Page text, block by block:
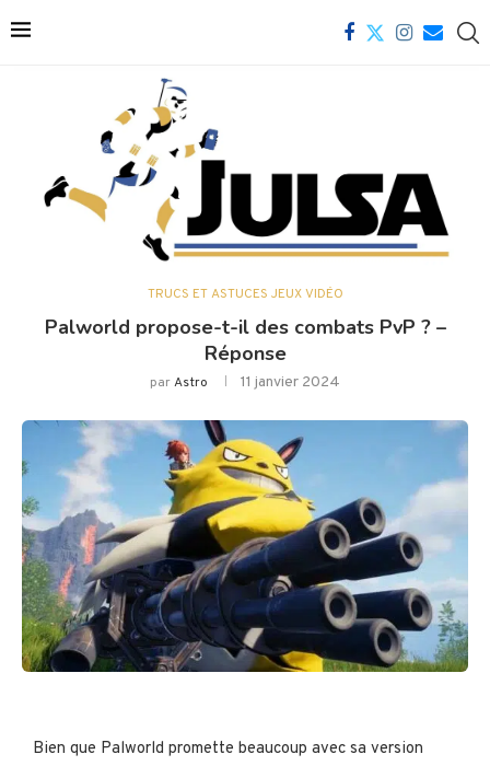
TRUCS ET ASTUCES JEUX VIDÉO
Palworld propose-t-il des combats PvP ? –
Réponse
parAstro 11 janvier 2024
Bien que Palworld promette beaucoup avec sa version